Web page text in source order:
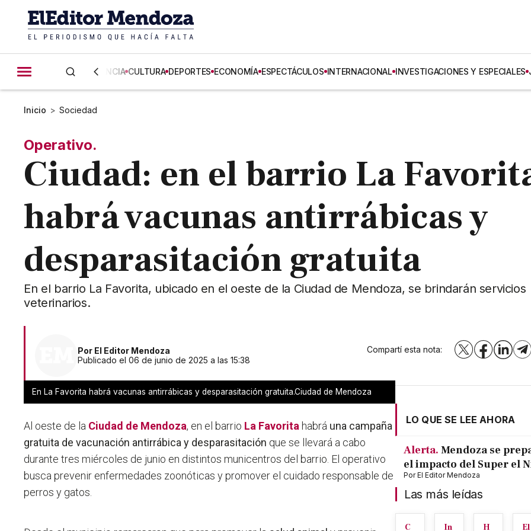
CIENCIA CULTURA DEPORTES ECONOMÍA ESPECTÁCULOS INTERNACIONAL INVESTIGACIONES Y ESPECIALES
Inicio > Sociedad
Operativo.
Ciudad: en el barrio La
habrá vacunas antirrábicas y
desparasitación gratuita
En el barrio La Favorita, ubicado en el oeste de la Ciudad de Mendoza, se brindarán servicios
veterinarios.
Por El Editor Mendoza
Publicado el 06 de junio de 2025 a las 15:38
Compartí esta nota: X Facebook
En La Favorita habrá vacunas antirrábicas y desparasitación gratuita.Ciudad de Mendoza
Al oeste de la Ciudad de Mendoza, en el barrio La Favorita habrá una campaña
gratuita de vacunación antirrábica y desparasitación que se llevará a cabo
durante tres miércoles de junio en distintos municentros del barrio. El operativo
busca prevenir enfermedades zoonóticas y promover el cuidado responsable de
perros y gatos.
LO QUE SE LEE AHORA
Alerta. Mendoza se
el impacto del Super el
PorEl Editor Mendoza
Las más leídas
C
In
H
El